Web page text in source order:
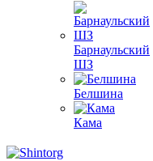
Барнаульский
ШЗ
Белшина
Кама